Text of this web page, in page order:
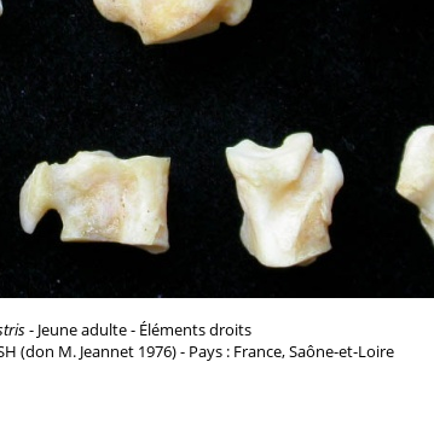
- Jeune adulte - Éléments droits
(don M. Jeannet 1976) - Pays : France, Saône-et-Loire